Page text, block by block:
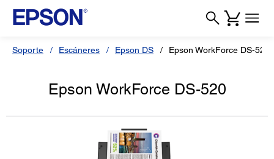
Soporte Escáneres Epson DS Epson WorkForce DS-520
Epson WorkForce DS-520